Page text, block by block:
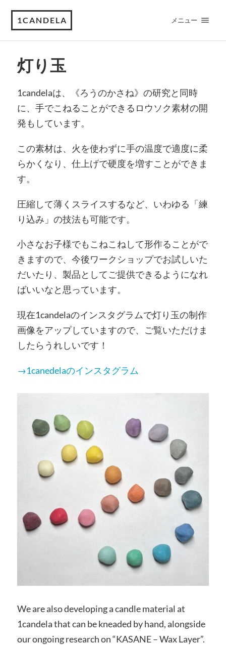
1CANDELA メニュー
灯り玉
1candelaは、《ろうのかさね》の研究と同時
に、手でこねることができるロウソク素材の開
発もしています。
この素材は、火を使わずに手の温度で適度に柔
らかくなり、仕上げで硬度を増すことができま
す。
圧縮して薄くスライスするなど、いわゆる「練
り込み」の技法も可能です。
小さなお子様でもこねこねして形作ることがで
きますので、今後ワークショップでお試しいた
だいたり、製品としてご提供できるようになれ
ばいいなと思っています。
現在1candelaのインスタグラムで灯り玉の制作
画像をアップしていますので、ご覧いただけま
したらうれしいです！
→1canedelaのインスタグラム
We are also developing a candle material at
1candela that can be kneaded by hand, alongside
our ongoing research on “KASANE – Wax Layer”.